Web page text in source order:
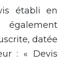
établi en
datée
: « Devis